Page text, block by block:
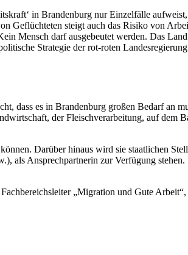
in Brandenburg nur Einzelfälle
Geflüchteten steigt auch das Risiko von
Mensch darf ausgebeutet werden. Das
Strategie der rot-roten
dass es in Brandenburg großen Bedarf an
der Fleischverarbeitung, auf dem
Darüber hinaus wird sie staatlichen
als Ansprechpartnerin zur Verfügung stehen.
„Migration und Gute